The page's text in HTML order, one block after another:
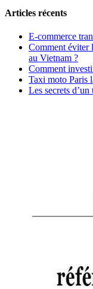
Articles récents
E-commerce
Comment éviter
au Vietnam ?
Comment
Taxi moto Paris
Les secrets